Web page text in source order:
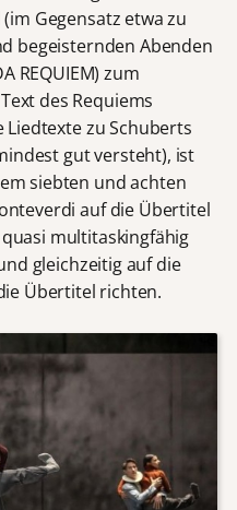
Gegensatz etwa zu
begeisternden Abenden
REQUIEM) zum
des Requiems
zu Schuberts
gut versteht), ist
siebten und achten
auf die Übertitel
multitaskingfähig
gleichzeitig auf die
Übertitel richten.